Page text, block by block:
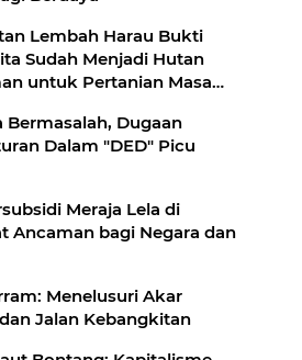
Lembah Harau Bukti
Sudah Menjadi Hutan
untuk Pertanian Masa
Bermasalah, Dugaan
Dalam "DED" Picu
Meraja Lela di
Ancaman bagi Negara dan
Menelusuri Akar
Jalan Kebangkitan